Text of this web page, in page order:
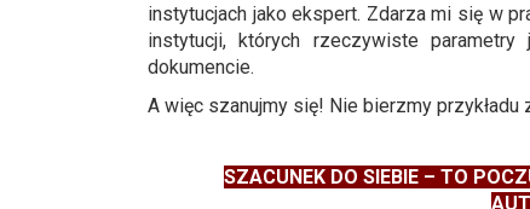
instytucjach jako ekspert. Zdarza mi się w
instytucji, których rzeczywiste
dokumencie.
A więc szanujmy się! Nie bierzmy przykładu
SZACUNEK DO SIEBIE – TO